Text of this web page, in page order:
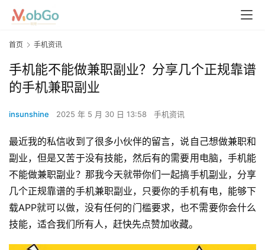
首页 手机资讯
手机能不能做兼职副业？分享几个正规靠谱
的手机兼职副业
insunshine 2025 年 5 月 30 日 13:58 手机资讯
最近我的私信收到了很多小伙伴的留言，说自己想做兼职和
副业，但是又苦于没有技能，然后有的需要用电脑，手机能
不能做兼职副业？那我今天就带你们一起搞手机副业，分享
几个正规靠谱的手机兼职副业，只要你的手机有电，能够下
载APP就可以做，没有任何的门槛要求，也不需要你会什么
技能，适合我们所有人，赶快先点赞加收藏。